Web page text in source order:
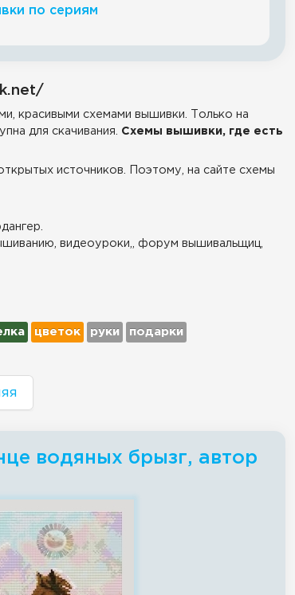
по сериям
красивыми схемами вышивки. Только на
для скачивания. Схемы вышивки, где есть
источников. Поэтому, на сайте схемы
видеоуроки,, форум вышивальщиц,
цветок руки подарки
водяных брызг, автор